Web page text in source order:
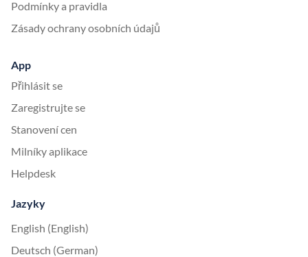
Podmínky a pravidla
Zásady ochrany osobních údajů
App
Přihlásit se
Zaregistrujte se
Stanovení cen
Milníky aplikace
Helpdesk
Jazyky
English (English)
Deutsch (German)